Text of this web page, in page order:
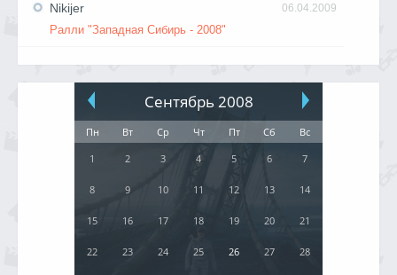
06.04.2009
Nikijer
Ралли "Западная Сибирь - 2008"
Сентябрь 2008
Пн Вт Ср Чт Пт Сб
Вс
1
2 3 4 5 6 7
8 9 10 11 12 13 14
15 16 17 18 19 20 21
22 23 24 25 26 27 28